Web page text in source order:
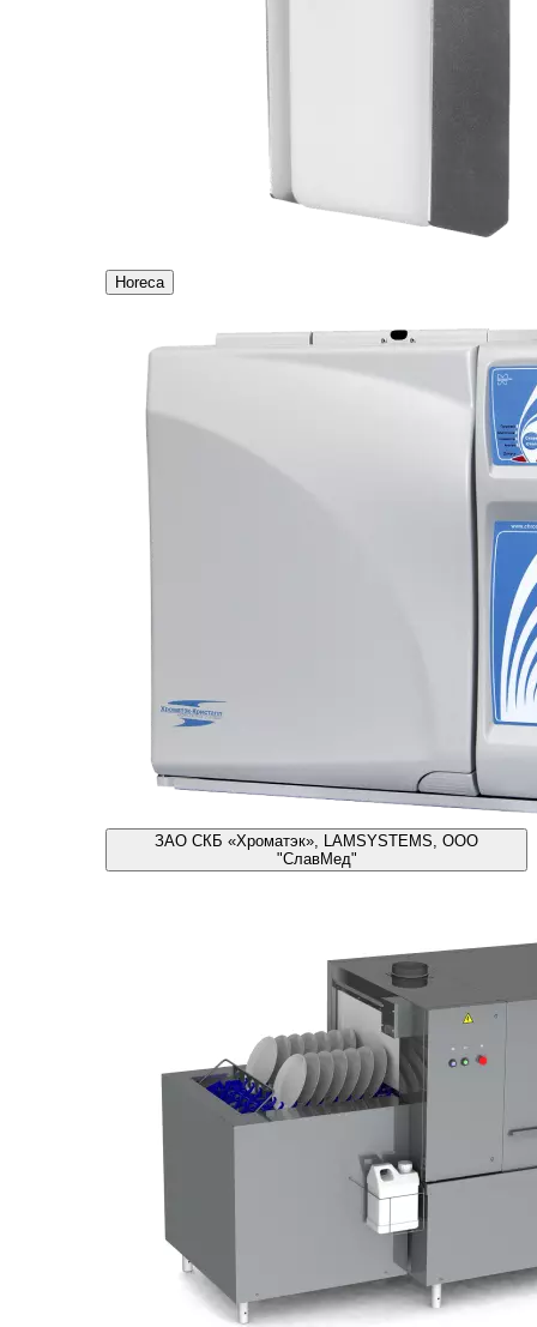
Horeca
ЗАО СКБ «Хроматэк», LAMSYSTEMS, ООО
"СлавМед"